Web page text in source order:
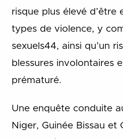
risque plus élevé d’être
types de violence, y
sexuels44, ainsi qu’un
blessures involontaires
prématuré.
Une enquête conduite
Niger, Guinée Bissau et